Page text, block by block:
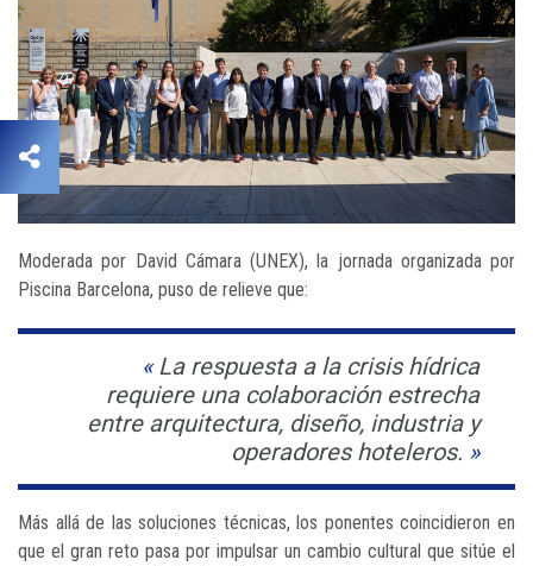
Moderada por David Cámara (UNEX), la jornada organizada por
Piscina Barcelona, puso de relieve que:
La respuesta a la crisis hídrica
requiere una colaboración estrecha
entre arquitectura, diseño, industria y
operadores hoteleros.
Más allá de las soluciones técnicas, los ponentes coincidieron en
que el gran reto pasa por impulsar un cambio cultural que sitúe el